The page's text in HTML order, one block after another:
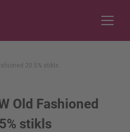
20.5% stikls
Old Fashioned
stikls